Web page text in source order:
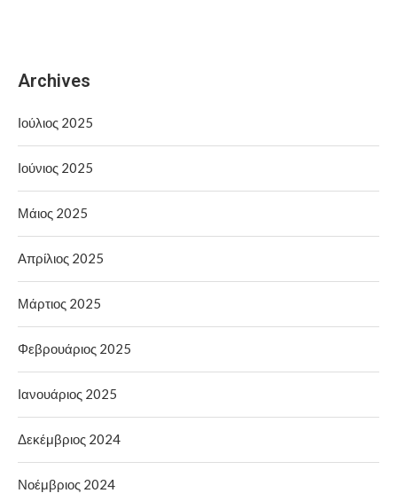
Archives
Ιούλιος 2025
Ιούνιος 2025
Μάιος 2025
Απρίλιος 2025
Μάρτιος 2025
Φεβρουάριος 2025
Ιανουάριος 2025
Δεκέμβριος 2024
Νοέμβριος 2024